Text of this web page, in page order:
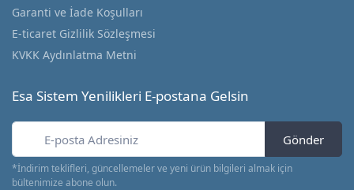
Garanti ve İade Koşulları
E-ticaret Gizlilik Sözleşmesi
KVKK Aydınlatma Metni
Esa Sistem Yenilikleri E-postana Gelsin
Gönder
*İndirim teklifleri, güncellemeler ve yeni ürün bilgileri almak için
bültenimize abone olun.